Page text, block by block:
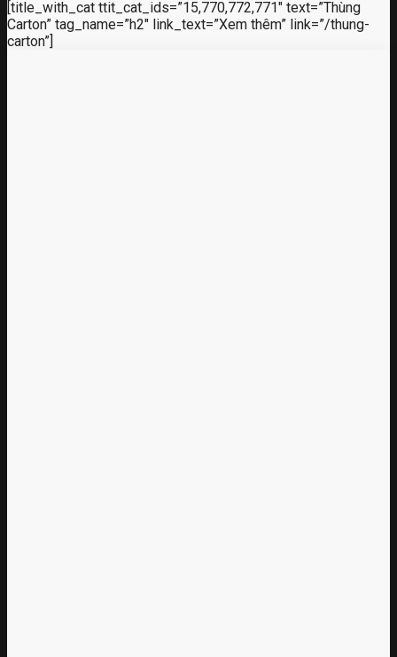
[title_with_cat ttit_cat_ids=”15,770,772,771″ text=”Thùng
Carton” tag_name=”h2″ link_text=”Xem thêm” link=”/thung-
carton”]